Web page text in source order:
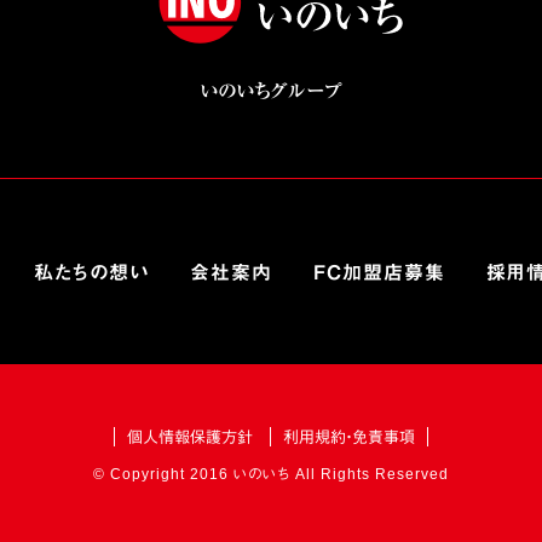
いのいちグループ
私たちの想い 会社案内 FC加盟店募集 採用
個人情報保護方針 利用規約・免責事項
© Copyright 2016 いのいち All Rights Reserved